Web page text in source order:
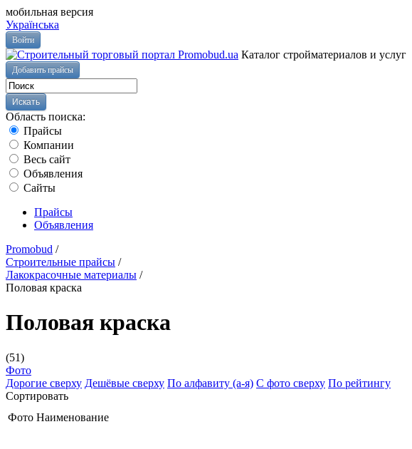
мобильная версия
Українська
Войти
Каталог стройматериалов и услуг
Добавить прайсы
Область поиска:
Прайсы
Компании
Весь сайт
Объявления
Сайты
Прайсы
Объявления
Promobud /
Строительные прайсы /
Лакокрасочные материалы /
Половая краска
Половая краска
(51)
Фото
Дорогие сверху Дешёвые сверху По алфавиту (а-я) С фото сверху По рейтингу
Сортировать
Фото Наименование